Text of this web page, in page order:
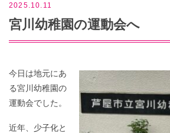
2025.10.11
宮川幼稚園の運動会へ
今日は地元にあ
る宮川幼稚園の
運動会でした。
近年、少子化と